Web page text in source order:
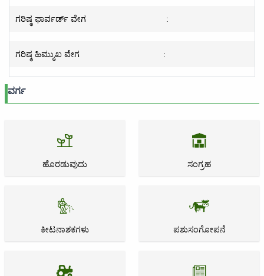
ಗರಿಷ್ಠ ಫಾರ್ವರ್ಡ್ ವೇಗ :
ಗರಿಷ್ಠ ಹಿಮ್ಮುಖ ವೇಗ :
ವರ್ಗ
ಹೊರಡುವುದು ಸಂಗ್ರಹ
ಕೀಟನಾಶಕಗಳು ಪಶುಸಂಗೋಪನೆ